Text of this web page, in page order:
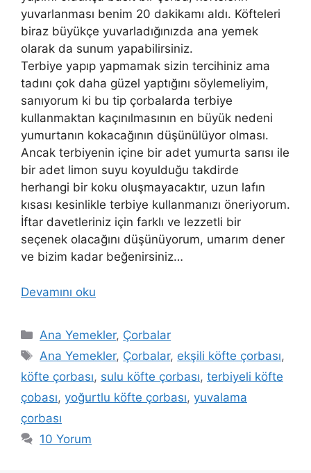
yuvarlanması benim 20 dakikamı aldı. Köfteleri
biraz büyükçe yuvarladığınızda ana yemek
olarak da sunum yapabilirsiniz.
Terbiye yapıp yapmamak sizin tercihiniz ama
tadını çok daha güzel yaptığını söylemeliyim,
sanıyorum ki bu tip çorbalarda terbiye
kullanmaktan kaçınılmasının en büyük nedeni
yumurtanın kokacağının düşünülüyor olması.
Ancak terbiyenin içine bir adet yumurta sarısı ile
bir adet limon suyu koyulduğu takdirde
herhangi bir koku oluşmayacaktır, uzun lafın
kısası kesinlikle terbiye kullanmanızı öneriyorum.
İftar davetleriniz için farklı ve lezzetli bir
seçenek olacağını düşünüyorum, umarım dener
ve bizim kadar beğenirsiniz…
Devamını oku
Kategoriler
Ana Yemekler, Çorbalar
Etiketler
Ana Yemekler, Çorbalar, ekşili köfte çorbası,
köfte çorbası, sulu köfte çorbası, terbiyeli köfte
çobası, yoğurtlu köfte çorbası, yuvalama
çorbası
10 Yorum